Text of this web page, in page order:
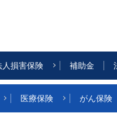
人損害保険 補助金
医療保険 がん保険